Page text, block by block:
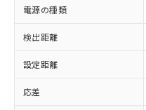
電源の種類
検出距離
設定距離
応差